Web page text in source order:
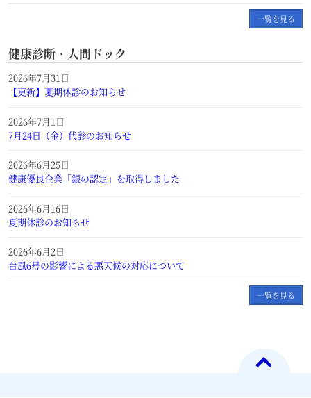
一覧を見る
健康診断・人間ドック
一覧を見る
2026年7月31日
【更新】夏期休診のお知らせ
2026年7月1日
7月24日（金）代診のお知らせ
2026年6月25日
健康優良企業「銀の認定」を取得しました
2026年6月16日
夏期休診のお知らせ
2026年6月2日
台風6号の影響による悪天候の対応について